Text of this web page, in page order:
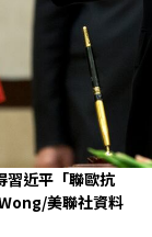
習近平「聯歐抗
美聯社資料